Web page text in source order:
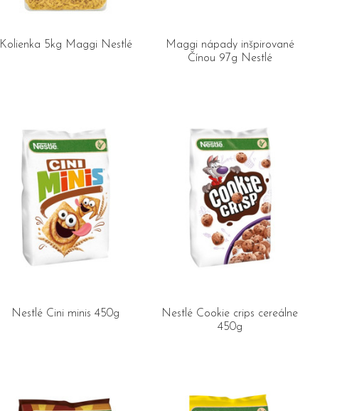
Kolienka 5kg Maggi Nestlé
Maggi nápady inšpirované
Čínou 97g Nestlé
Nestlé Cini minis 450g
Nestlé Cookie crips cereálne
450g